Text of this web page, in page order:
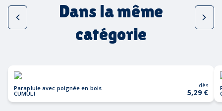
Dans la même
catégorie
Parapluie avec poignée en bois
CUMULI
dès
5,29 €